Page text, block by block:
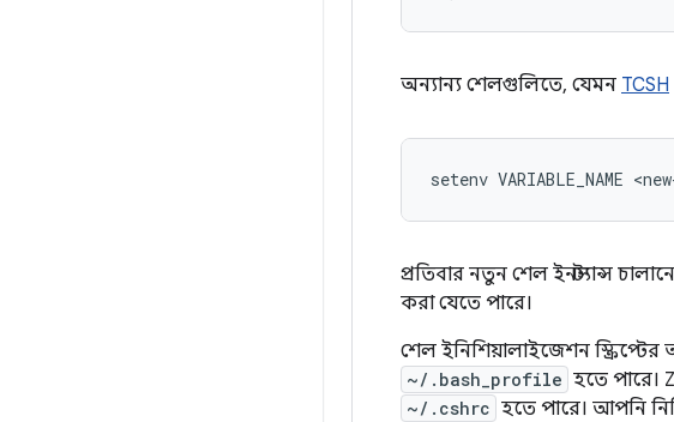
অন্যান্য শেলগুলিতে, যেমন TCSH
setenv VARIABLE_NAME
প্রতিবার নতুন শেল ইনস্ট্যান্স
করা যেতে পারে।
শেল ইনিশিয়ালাইজেশন
~/.bash_profile হতে পারে।
~/.cshrc হতে পারে। আপনি